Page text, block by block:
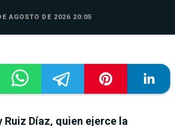
AGOSTO DE 2026 20:05
Ruiz Díaz, quien ejerce la